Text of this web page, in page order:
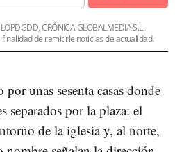
CRÓNICA GLOBALMEDIA S.L.
de remitirle noticias de actualidad.
unas sesenta casas donde
separados por la plaza: el
de la iglesia y, al norte,